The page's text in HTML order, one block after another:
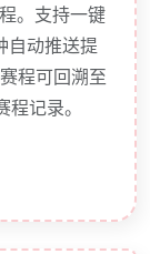
。支持一键
自动推送提
程可回溯至
记录。